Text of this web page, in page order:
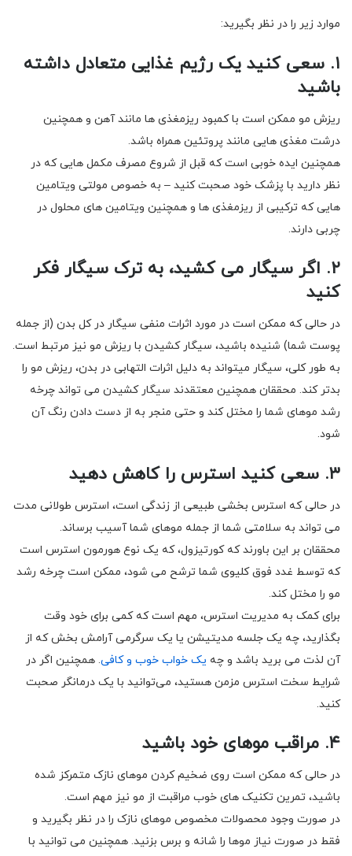
موارد زیر را در نظر بگیرید:
۱. سعی کنید یک رژیم غذایی متعادل داشته
باشید
ریزش مو ممکن است با کمبود ریزمغذی ها مانند آهن و همچنین
درشت مغذی هایی مانند پروتئین همراه باشد.
همچنین ایده خوبی است که قبل از شروع مصرف مکمل هایی که در
نظر دارید با پزشک خود صحبت کنید – به خصوص مولتی ویتامین
هایی که ترکیبی از ریزمغذی ها و همچنین ویتامین های محلول در
چربی دارند.
۲. اگر سیگار می کشید، به ترک سیگار فکر
کنید
در حالی که ممکن است در مورد اثرات منفی سیگار در کل بدن (از جمله
پوست شما) شنیده باشید، سیگار کشیدن با ریزش مو نیز مرتبط است.
به طور کلی، سیگار میتواند به دلیل اثرات التهابی در بدن، ریزش مو را
بدتر کند. محققان همچنین معتقدند سیگار کشیدن می تواند چرخه
رشد موهای شما را مختل کند و حتی منجر به از دست دادن رنگ آن
شود.
۳. سعی کنید استرس را کاهش دهید
در حالی که استرس بخشی طبیعی از زندگی است، استرس طولانی مدت
می تواند به سلامتی شما از جمله موهای شما آسیب برساند.
محققان بر این باورند که کورتیزول، که یک نوع هورمون استرس است
که توسط غدد فوق کلیوی شما ترشح می شود، ممکن است چرخه رشد
مو را مختل کند.
برای کمک به مدیریت استرس، مهم است که کمی برای خود وقت
بگذارید، چه یک جلسه مدیتیشن یا یک سرگرمی آرامش بخش که از
آن لذت می برید باشد و چه یک خواب خوب و کافی. همچنین اگر در
شرایط سخت استرس مزمن هستید، می‌توانید با یک درمانگر صحبت
کنید.
۴. مراقب موهای خود باشید
در حالی که ممکن است روی ضخیم کردن موهای نازک متمرکز شده
باشید، تمرین تکنیک های خوب مراقبت از مو نیز مهم است.
در صورت وجود محصولات مخصوص موهای نازک را در نظر بگیرید و
فقط در صورت نیاز موها را شانه و برس بزنید. همچنین می توانید با